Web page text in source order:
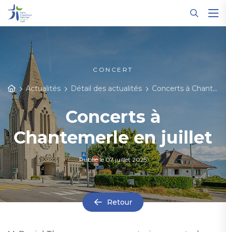
CONCERT
Actualités Détail des actualités Concerts à Chantemerle en juillet
Concerts à
Chantemerle en juillet
Publié le07 juillet 2025
Retour
Panneau de gestion des cookies